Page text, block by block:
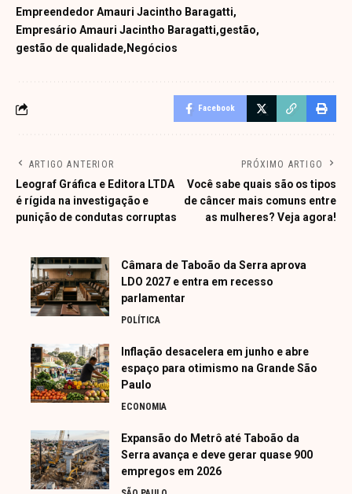
Empreendedor Amauri Jacintho Baragatti
Empresário Amauri Jacintho Baragatti gestão
gestão de qualidade Negócios
Facebook
ARTIGO ANTERIOR
Leograf Gráfica e Editora LTDA
é rígida na investigação e
punição de condutas corruptas
PRÓXIMO ARTIGO
Você sabe quais são os tipos
de câncer mais comuns entre
as mulheres? Veja agora!
Câmara de Taboão da Serra aprova
LDO 2027 e entra em recesso
parlamentar
POLÍTICA
Inflação desacelera em junho e abre
espaço para otimismo na Grande São
Paulo
ECONOMIA
Expansão do Metrô até Taboão da
Serra avança e deve gerar quase 900
empregos em 2026